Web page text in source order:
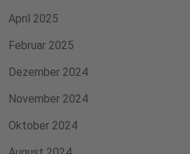
April 2025
Februar 2025
Dezember 2024
November 2024
Oktober 2024